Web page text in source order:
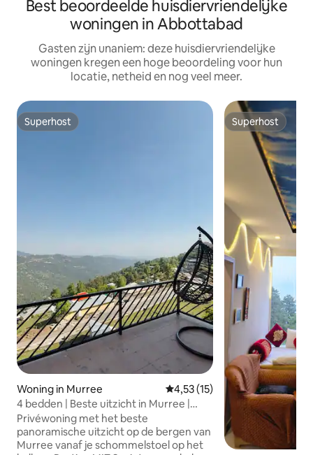
Best beoordeelde huisdiervriendelijke
woningen in Abbottabad
Gasten zijn unaniem: deze huisdiervriendelijke
woningen kregen een hoge beoordeling voor hun
locatie, netheid en nog veel meer.
Superhost
Superhost
Woning in Murree Gemiddelde beoordeling van
4,53 (15)
4 bedden | Beste uitzicht in Murree |
Volledige woning
Privéwoning met het beste
panoramische uitzicht op de bergen van
Murree vanaf je schommelstoel op het
Superhost
Superhost